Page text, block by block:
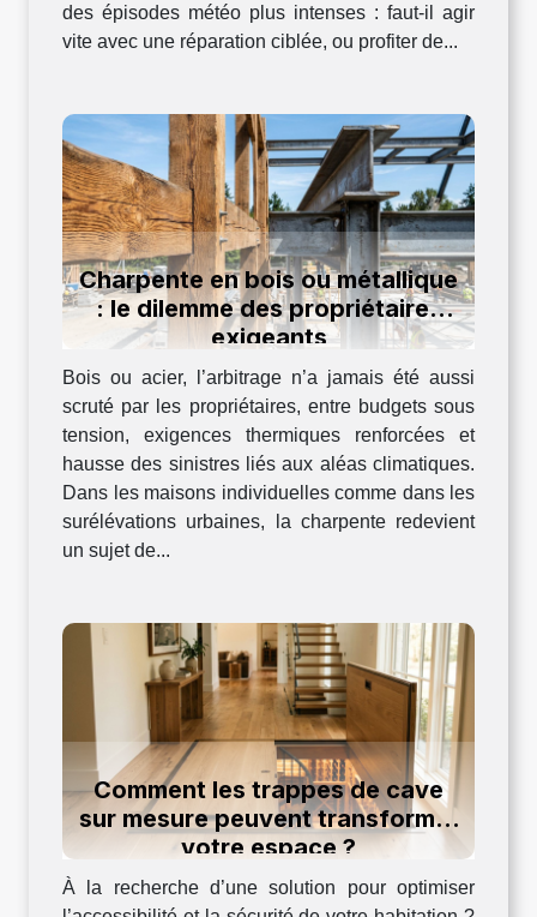
des épisodes météo plus intenses : faut-il agir
vite avec une réparation ciblée, ou profiter de...
Charpente en bois ou métallique
: le dilemme des propriétaires
exigeants
Bois ou acier, l’arbitrage n’a jamais été aussi
scruté par les propriétaires, entre budgets sous
tension, exigences thermiques renforcées et
hausse des sinistres liés aux aléas climatiques.
Dans les maisons individuelles comme dans les
surélévations urbaines, la charpente redevient
un sujet de...
Comment les trappes de cave
sur mesure peuvent transformer
votre espace ?
À la recherche d’une solution pour optimiser